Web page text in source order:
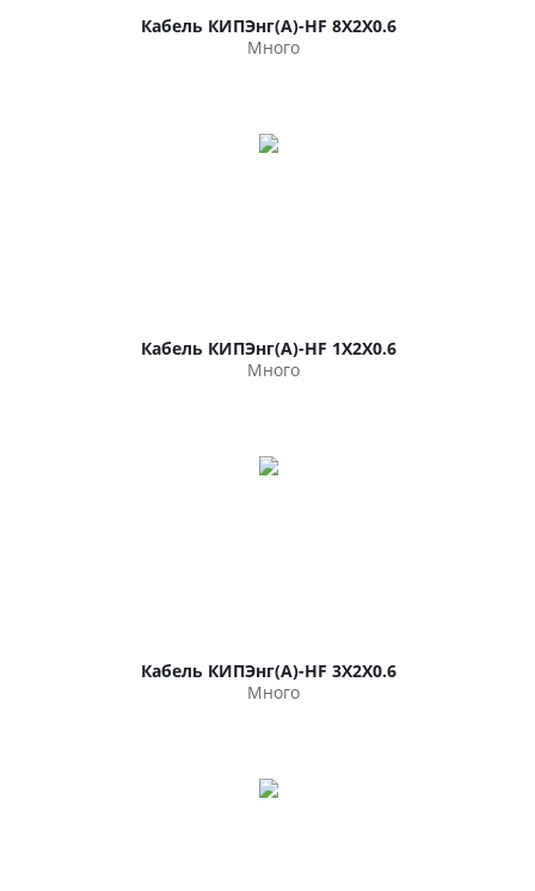
Кабель КИПЭнг(А)-HF 8Х2Х0.6
Много
Кабель КИПЭнг(А)-HF 1Х2Х0.6
Много
Кабель КИПЭнг(А)-HF 3Х2Х0.6
Много